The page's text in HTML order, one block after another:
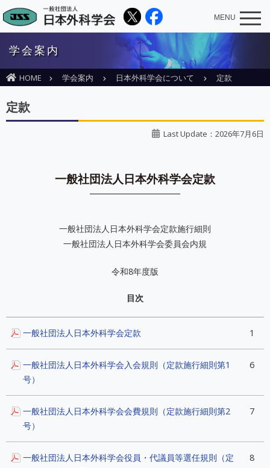
MENU
学会案内
HOME 学会案内 日本外科学会について 定款
定款
Last Update：2026年7月6日
一般社団法人日本外科学会定款
一般社団法人日本外科学会定款施行細則
一般社団法人日本外科学会委員会内規
令和8年度版
目次
一般社団法人日本外科学会定款 1
一般社団法人日本外科学会入会規則（定款施行細則第1
号）
6
一般社団法人日本外科学会会費規則（定款施行細則第2
号）
7
一般社団法人日本外科学会役員・代議員等選任規則（定
8